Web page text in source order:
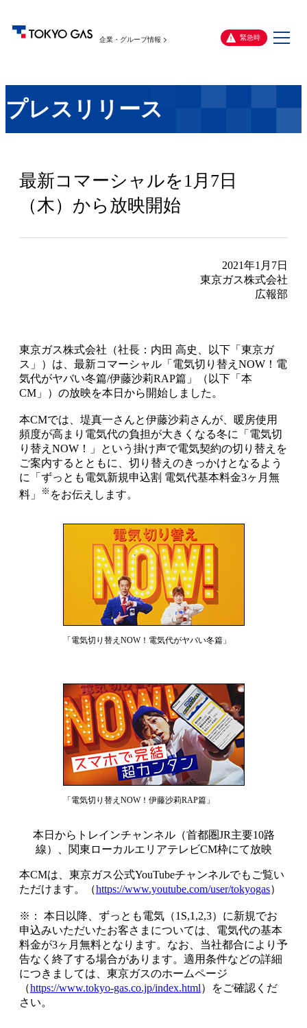
企業・グループ情報 緊急時
メ
プレスリリース
最新コマーシャルを1月7日
（木）から放映開始
2021年1月7日
東京ガス株式会社
広報部
東京ガス株式会社（社長：内田 高史、以下「東京ガ
ス」）は、最新コマーシャル「電気切り替えNOW！電
気代がヤバい冬篇/伊藤沙莉RAP篇」（以下「本
CM」）の放映を本日から開始しました。
本CMでは、堤真一さんと伊藤沙莉さんが、暖房使用
頻度が高まり電気代の負担が大きくなる冬に「電気切
り替えNOW！」という掛け声で電気契約の切り替えを
ご案内するとともに、切り替えのきっかけとなるよう
に「ずっとも電気新規申込割 電気代基本料金3ヶ月無
料」
※ をお伝えします。
「電気切り替えNOW！電気代がヤバい冬篇」
「電気切り替えNOW！伊藤沙莉RAP篇」
本日からトレインチャンネル（首都圏JR主要10路
線）、関東ローカルエリアテレビCM枠にて放映
本CMは、東京ガス公式YouTubeチャンネルでもご覧い
ただけます。（https://www.youtube.com/user/tokyogas）
※： 本日以降、ずっとも電気（1S,1,2,3）に新規でお
申込みいただいたお客さまについては、電気代の基本
料金が3ヶ月無料となります。なお、当社都合により予
告なく終了する場合があります。適用条件などの詳細
につきましては、東京ガスのホームページ
（https://www.tokyo-gas.co.jp/index.html）をご確認くだ
さい。